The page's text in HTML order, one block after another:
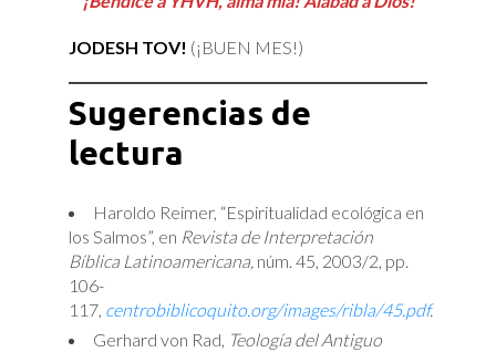
JODESH TOV! (¡BUEN MES!)
Sugerencias de
lectura
Haroldo Reimer, “Espiritualidad ecológica en
los Salmos”, en Revista de Interpretación
Bíblica Latinoamericana, núm. 45, 2003/2, pp.
106-
117, centrobiblicoquito.org/images/ribla/45.pdf.
Gerhard von Rad, Teología del Antiguo